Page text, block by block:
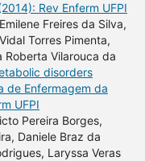
Rev Enferm UFPI
Freires da Silva,
Torres Pimenta,
Roberta Vilarouca da
disorders
de Enfermagem da
UFPI
Pereira Borges,
Daniele Braz da
Laryssa Veras